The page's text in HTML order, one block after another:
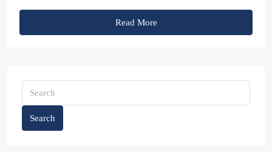
Read More
Search